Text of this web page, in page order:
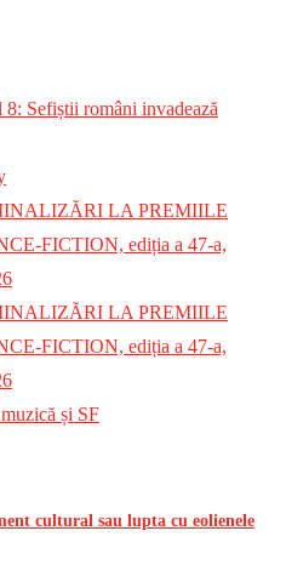
8: Sefiștii români invadează
LA PREMIILE
FICTION, ediția a 47-a,
LA PREMIILE
FICTION, ediția a 47-a,
și SF
cultural sau lupta cu eolienele